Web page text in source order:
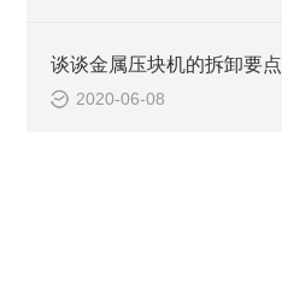
谈谈金属压块机的拆卸要点
2020-06-08